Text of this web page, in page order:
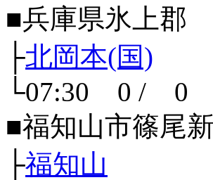
■兵庫県氷上郡
├北岡本(国)
└07:30 0 / 0
■福知山市篠尾
├福知山